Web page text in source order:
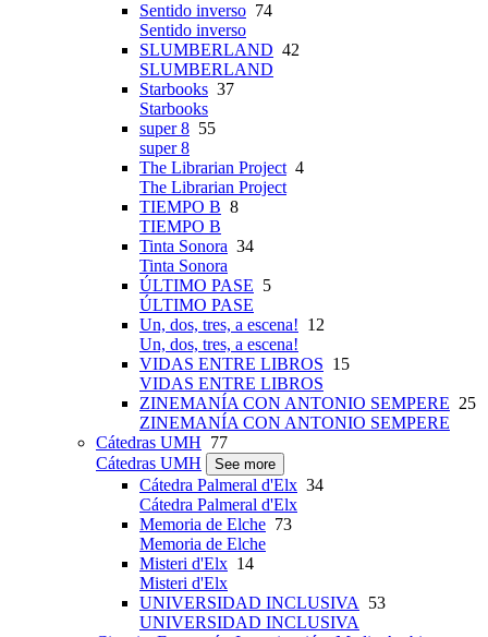
Sentido inverso 74
Sentido inverso
SLUMBERLAND 42
SLUMBERLAND
Starbooks 37
Starbooks
super 8 55
super 8
The Librarian Project 4
The Librarian Project
TIEMPO B 8
TIEMPO B
Tinta Sonora 34
Tinta Sonora
ÚLTIMO PASE 5
ÚLTIMO PASE
Un, dos, tres, a escena! 12
Un, dos, tres, a escena!
VIDAS ENTRE LIBROS 15
VIDAS ENTRE LIBROS
ZINEMANÍA CON ANTONIO SEMPERE 25
ZINEMANÍA CON ANTONIO SEMPERE
Cátedras UMH 77
Cátedras UMH
See more
Cátedra Palmeral d'Elx 34
Cátedra Palmeral d'Elx
Memoria de Elche 73
Memoria de Elche
Misteri d'Elx 14
Misteri d'Elx
UNIVERSIDAD INCLUSIVA
53
UNIVERSIDAD INCLUSIVA